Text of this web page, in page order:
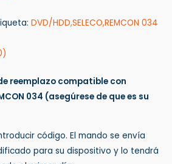
DVD/HDD,SELECO,REMCON 034
reemplazo compatible con
034 (asegúrese de que es su
código. El mando se envía
para su dispositivo y lo tendrá